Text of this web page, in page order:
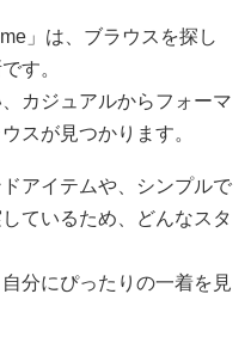
」は、ブラウスを探し
す。
カジュアルからフォーマ
スが見つかります。
アイテムや、シンプルで
ているため、どんなスタ
分にぴったりの一着を見